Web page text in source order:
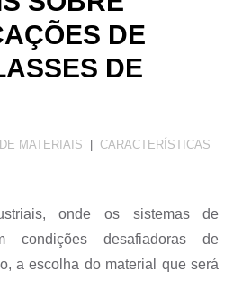
DE
DE
MATERIAIS
CARACTERÍSTICAS
onde os sistemas de
condições desafiadoras de
a escolha do material que será